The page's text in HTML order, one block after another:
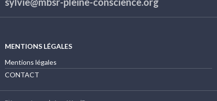
MENTIONS LÉGALES
Mentions légales
CONTACT